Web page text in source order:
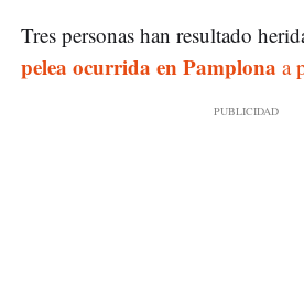
Tres personas han resultado
pelea ocurrida en Pamplona a